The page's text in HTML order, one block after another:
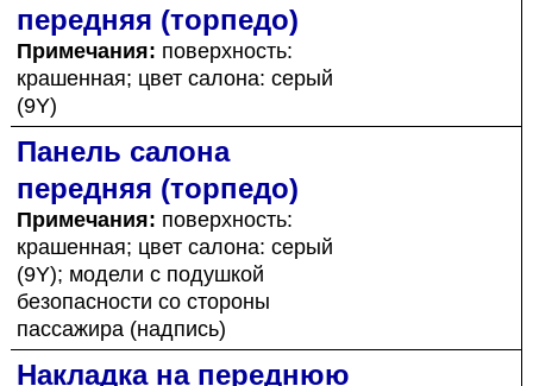
передняя (торпедо)
Примечания: поверхность:
крашенная; цвет салона: серый
(9Y)
Панель салона
передняя (торпедо)
Примечания: поверхность:
крашенная; цвет салона: серый
(9Y); модели с подушкой
безопасности со стороны
пассажира (надпись)
Накладка на переднюю